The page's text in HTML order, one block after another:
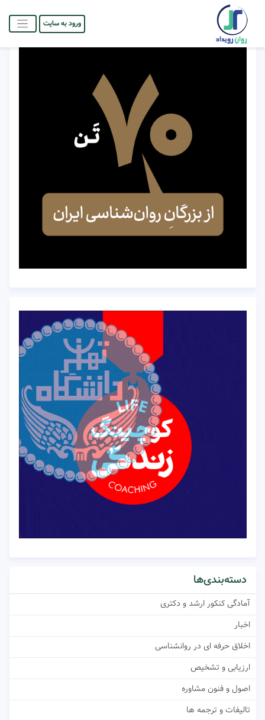
ورود به سایت
دسته‌بندی‌ها
آمادگی کنکور ارشد و دکتری
اخبار
اخلاق حرفه ای در روانشناسی
ارزیابی و تشخیص
اصول و فنون مشاوره
تالیفات و ترجمه ها